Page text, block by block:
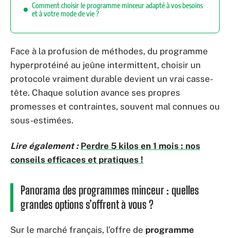
Comment choisir le programme minceur adapté à vos besoins
et à votre mode de vie ?
Face à la profusion de méthodes, du programme
hyperprotéiné au jeûne intermittent, choisir un
protocole vraiment durable devient un vrai casse-
tête. Chaque solution avance ses propres
promesses et contraintes, souvent mal connues ou
sous-estimées.
Lire également : Perdre 5 kilos en 1 mois : nos
conseils efficaces et pratiques !
Panorama des programmes minceur : quelles
grandes options s’offrent à vous ?
Sur le marché français, l’offre de programme